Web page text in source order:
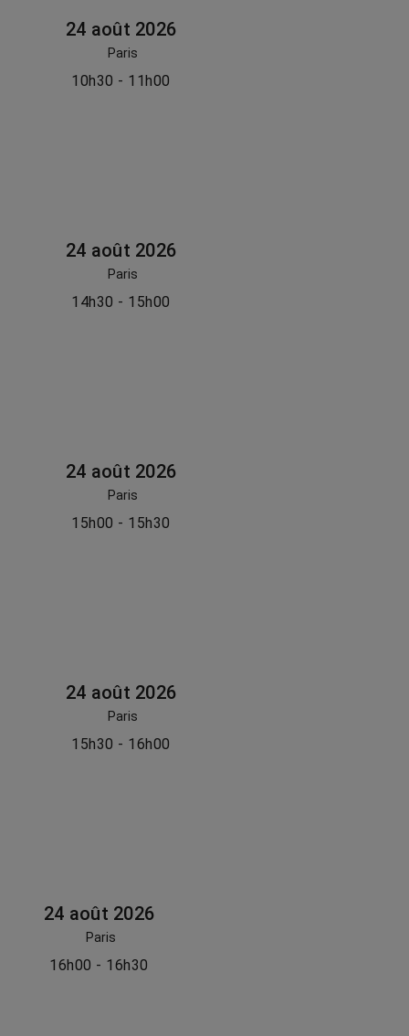
24 août 2026
Paris
10h30 - 11h00
24 août 2026
Paris
14h30 - 15h00
24 août 2026
Paris
15h00 - 15h30
24 août 2026
Paris
15h30 - 16h00
24 août 2026
Paris
16h00 - 16h30